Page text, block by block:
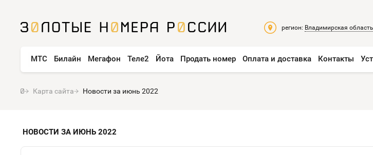
регион: Владимирская область
МТС Билайн Мегафон Теле2 Йота Продать номер Оплата и доставка Контакты
Карта сайта Новости за июнь 2022
НОВОСТИ ЗА ИЮНЬ 2022